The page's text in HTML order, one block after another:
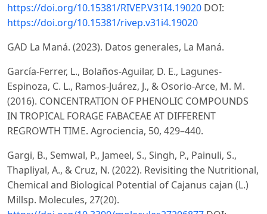
https://doi.org/10.15381/RIVEP.V31I4.19020 DOI:
https://doi.org/10.15381/rivep.v31i4.19020
GAD La Maná. (2023). Datos generales, La Maná.
García-Ferrer, L., Bolaños-Aguilar, D. E., Lagunes-
Espinoza, C. L., Ramos-Juárez, J., & Osorio-Arce, M. M.
(2016). CONCENTRATION OF PHENOLIC COMPOUNDS
IN TROPICAL FORAGE FABACEAE AT DIFFERENT
REGROWTH TIME. Agrociencia, 50, 429–440.
Gargi, B., Semwal, P., Jameel, S., Singh, P., Painuli, S.,
Thapliyal, A., & Cruz, N. (2022). Revisiting the Nutritional,
Chemical and Biological Potential of Cajanus cajan (L.)
Millsp. Molecules, 27(20).